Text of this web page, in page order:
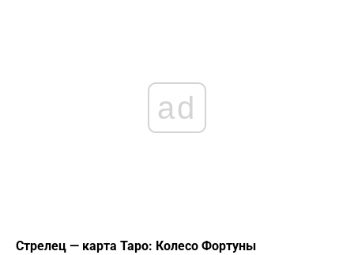
ad
Стрелец — карта Таро: Колесо Фортуны